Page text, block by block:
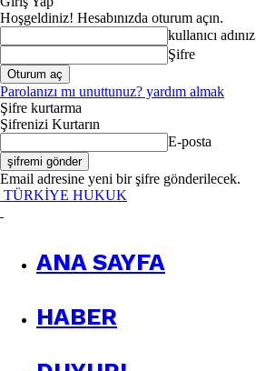
Hoşgeldiniz! Hesabınızda oturum açın.
kullanıcı adınız
Şifre
Parolanızı mı unuttunuz? yardım almak
Şifre kurtarma
Şifrenizi Kurtarın
E-posta
Email adresine yeni bir şifre gönderilecek.
TÜRKİYE HUKUK
ANA SAYFA
HABER